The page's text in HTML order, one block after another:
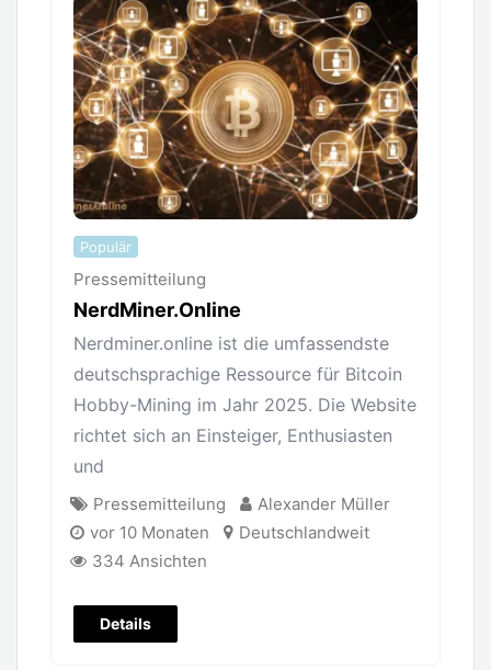
Populär
Pressemitteilung
NerdMiner.Online
Nerdminer.online ist die umfassendste
deutschsprachige Ressource für Bitcoin
Hobby-Mining im Jahr 2025. Die Website
richtet sich an Einsteiger, Enthusiasten
und
Pressemitteilung
Alexander Müller
vor 10 Monaten
Deutschlandweit
334 Ansichten
Details